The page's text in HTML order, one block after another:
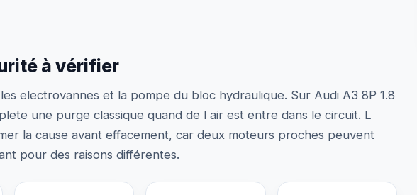
à vérifier
electrovannes et la pompe du bloc hydraulique. Sur Audi A3 8P 1.8
une purge classique quand de l air est entre dans le circuit. L
la cause avant effacement, car deux moteurs proches peuvent
pour des raisons différentes.